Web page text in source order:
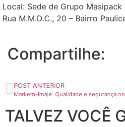
Local: Sede de Grupo Masipack
Rua M.M.D.C., 20 – Bairro
Compartilhe:
POST ANTERIOR
Markem-Imaje: Qualidade e segurança
TALVEZ VOCÊ